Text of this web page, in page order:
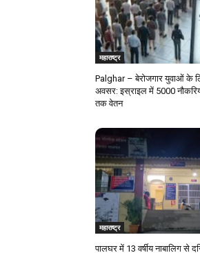
महाराष्ट्र
Palghar – बेरोजगार युवाओं के
अवसर: इस्राइल में 5000
तक वेतन
महाराष्ट्र
पालघर में 13 वर्षीय नाबालिग से